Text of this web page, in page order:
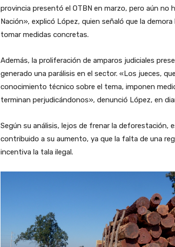
provincia presentó el OTBN en marzo, pero aún no
Nación», explicó López, quien señaló que la
tomar medidas concretas.
Además, la proliferación de amparos judiciales
generado una parálisis en el sector. «Los jueces,
conocimiento técnico sobre el tema, imponen
terminan perjudicándonos», denunció López, en
Según su análisis, lejos de frenar la deforestación,
contribuido a su aumento, ya que la falta de una
incentiva la tala ilegal.